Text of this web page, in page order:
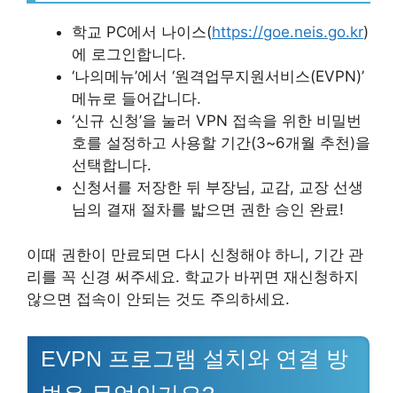
학교 PC에서 나이스(https://goe.neis.go.kr)
에 로그인합니다.
‘나의메뉴’에서 ‘원격업무지원서비스(EVPN)’
메뉴로 들어갑니다.
‘신규 신청’을 눌러 VPN 접속을 위한 비밀번
호를 설정하고 사용할 기간(3~6개월 추천)을
선택합니다.
신청서를 저장한 뒤 부장님, 교감, 교장 선생
님의 결재 절차를 밟으면 권한 승인 완료!
이때 권한이 만료되면 다시 신청해야 하니, 기간 관
리를 꼭 신경 써주세요. 학교가 바뀌면 재신청하지
않으면 접속이 안되는 것도 주의하세요.
EVPN 프로그램 설치와 연결 방